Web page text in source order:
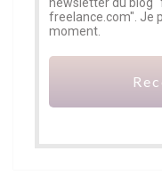
freelance.com". Je
moment.